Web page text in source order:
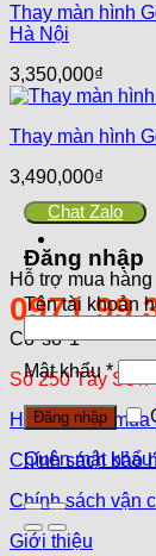
Thay màn hình
Hà Nội
3,350,000₫
Thay màn hình
3,490,000₫
Hỗ trợ mua hàng
Cơ sở 1
Số 250 Tây
Hướng dẫn mua
Chính sách bảo
Chính sách vận
Giới thiệu
Chat Zalo
Đăng nhập
Tên tài khoản
Mật khẩu*
Đăng nhập
Quên mật